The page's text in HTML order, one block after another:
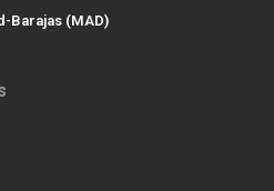
Barajas (MAD)